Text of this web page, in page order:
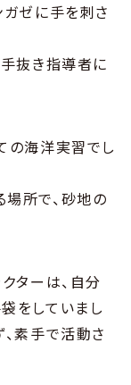
ガゼに手を刺さ
抜き指導者に
の海洋実習でし
所で、砂地の
ターは、自分
をしていまし
素手で活動さ